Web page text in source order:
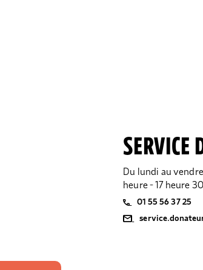
SERVICE
Du lundi au
heure - 17 heure 30
01 55 56 37 25